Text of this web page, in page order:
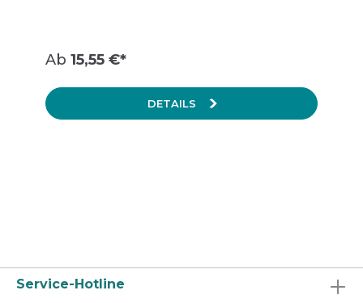
Bakterielle Sporen auf behandelten
Oberflächen beseitigen unangenehme
angenehmen Duft im Raum. Der regelmäßige
Einsatz von BIOBACT clean verhindert sogar
eine Neubildung von organischem Schmutz
Gefahrensymbole). BIOBACT clean kommt in
einer äußerst nachhaltigen Flasche aus 100%
Ab 15,55 €*
DETAILS
Service-Hotline